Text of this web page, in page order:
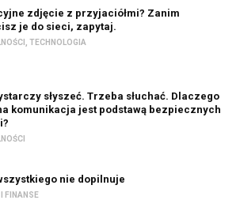
zdjęcie z przyjaciółmi? Zanim
je do sieci, zapytaj.
TECHNOLOGIA
słyszeć. Trzeba słuchać. Dlaczego
komunikacja jest podstawą bezpiecznych
nie dopilnuje
FINANSE